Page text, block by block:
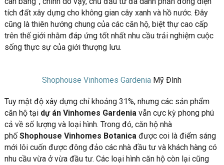
tích đất xây dựng cho không gian cây xanh và hồ nước. Đây
cũng là thiên hướng chung của các căn hộ, biệt thự cao cấp
trên thế giới nhằm đáp ứng tốt nhất nhu cầu trải nghiệm cuộc
sống thực sự của giới thượng lưu.
Shophouse Vinhomes Gardenia Mỹ Đình
Tuy mật độ xây dựng chỉ khoảng 31%, nhưng các sản phẩm
căn hộ tại dự án Vinhomes Gardeniavẫn cực kỳ phong phú
cả về số lượng và loại hình. Trong đó, căn hộ nhà
phố Shophouse Vinhomes Botanicađược coi là điểm sáng
mới lôi cuốn được đông đảo các nhà đầu tư và khách hàng có
nhu cầu vừa ở vừa đầu tư. Các loại hình căn hộ còn lại cũng